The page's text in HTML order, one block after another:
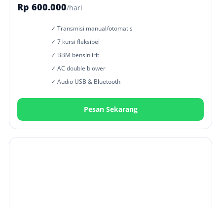
Rp 600.000/hari
✓ Transmisi manual/otomatis
✓ 7 kursi fleksibel
✓ BBM bensin irit
✓ AC double blower
✓ Audio USB & Bluetooth
Pesan Sekarang